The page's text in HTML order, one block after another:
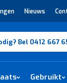
Nieuws
Bel 0412 667
Gebruikt